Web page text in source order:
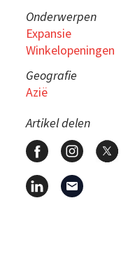
Onderwerpen
Expansie
Winkelopeningen
Geografie
Azië
Artikel delen